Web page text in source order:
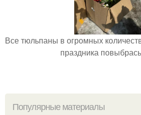
Все тюльпаны в огромных
праздника
Популярные материалы